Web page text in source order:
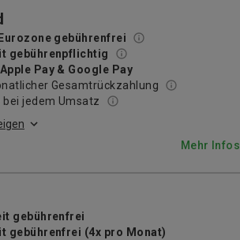
gebührenfrei
gebührenpflichtig
Pay & Google Pay
Gesamtrückzahlung
bei jedem Umsatz
Mehr Infos
gebührenfrei
gebührenfrei (4x pro Monat)